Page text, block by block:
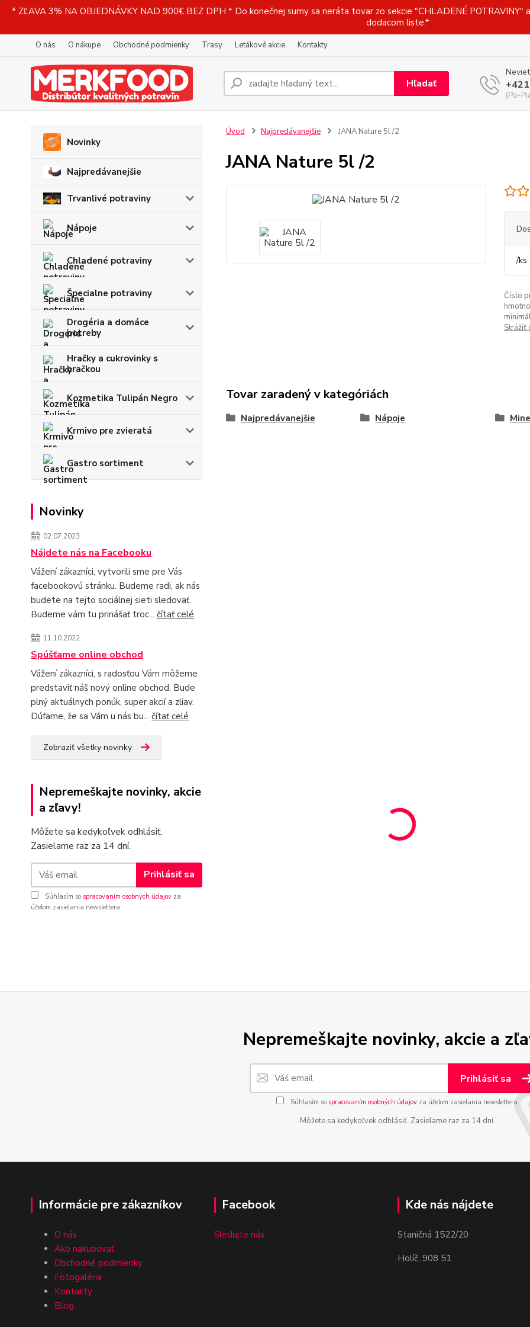
* ZĽAVA 3% NA OBJEDNÁVKY NAD 900€ BEZ DPH * Do konečnej sumy sa neráta tovar zo sekcie "CHLADENÉ
dodacom liste.*
O nás O nákupe Obchodné podmienky Trasy Letákové akcie Kontakty
Hľadať
(Po-
Novinky
Najpredávanejšie
Trvanlivé potraviny
Nápoje
Chladené potraviny
Špecialne potraviny
Drogéria a domáce
potreby
Hračky a cukrovinky s
hračkou
Kozmetika Tulipán Negro
Krmivo pre zvieratá
Gastro sortiment
Novinky
02.07.2023
Nájdete nás na Facebooku
Vážení zákazníci, vytvorili sme pre Vás
facebookovú stránku. Budeme radi, ak nás
budete na tejto sociálnej sieti sledovať.
Budeme vám tu prinášať troc... čítať celé
11.10.2022
Spúšťame online obchod
Vážení zákazníci, s radosťou Vám môžeme
predstaviť náš nový online obchod. Bude
plný aktuálnych ponúk, super akcií a zliav.
Dúfame, že sa Vám u nás bu... čítať celé
Zobraziť všetky novinky
Nepremeškajte novinky, akcie
a zľavy!
Môžete sa kedykoľvek odhlásiť.
Zasielame raz za 14 dní.
Prihlásiť sa
Súhlasím so spracovaním osobných údajov za
účelom zasielania newslettera.
Úvod Najpredávanejšie JANA Nature 5l /2
JANA Nature 5l /2
/ks
Číslo
Strážiť
Tovar zaradený v kategóriách
Najpredávanejšie Nápoje
Nepremeškajte novinky, akcie a
Prihlásiť sa
Súhlasím so spracovaním osobných údajovza účelom zasielania newslettera.
Môžete sa kedykoľvek odhlásiť. Zasielame raz za 14 dní.
Informácie pre zákazníkov
O nás
Ako nakupovať
Obchodné podmienky
Fotogaléria
Kontakty
Blog
Facebook
Sledujte nás
Kde nás nájdete
Staničná 1522/20
Holíč, 908 51